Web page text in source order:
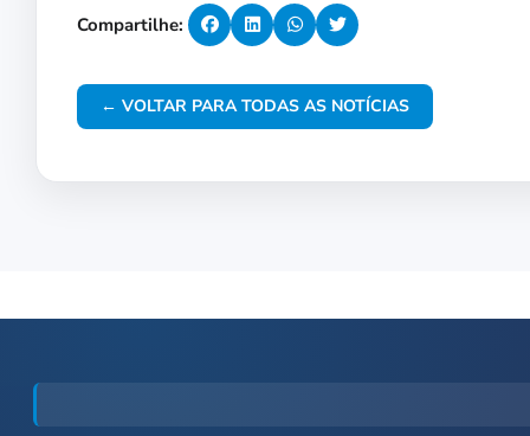
Compartilhe:
← VOLTAR PARA TODAS AS NOTÍCIAS